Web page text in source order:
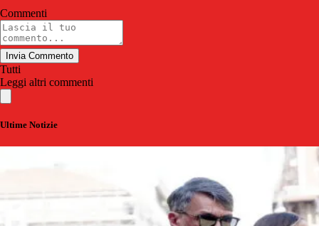
Commenti
Invia Commento
Tutti
Leggi altri commenti
Ultime Notizie